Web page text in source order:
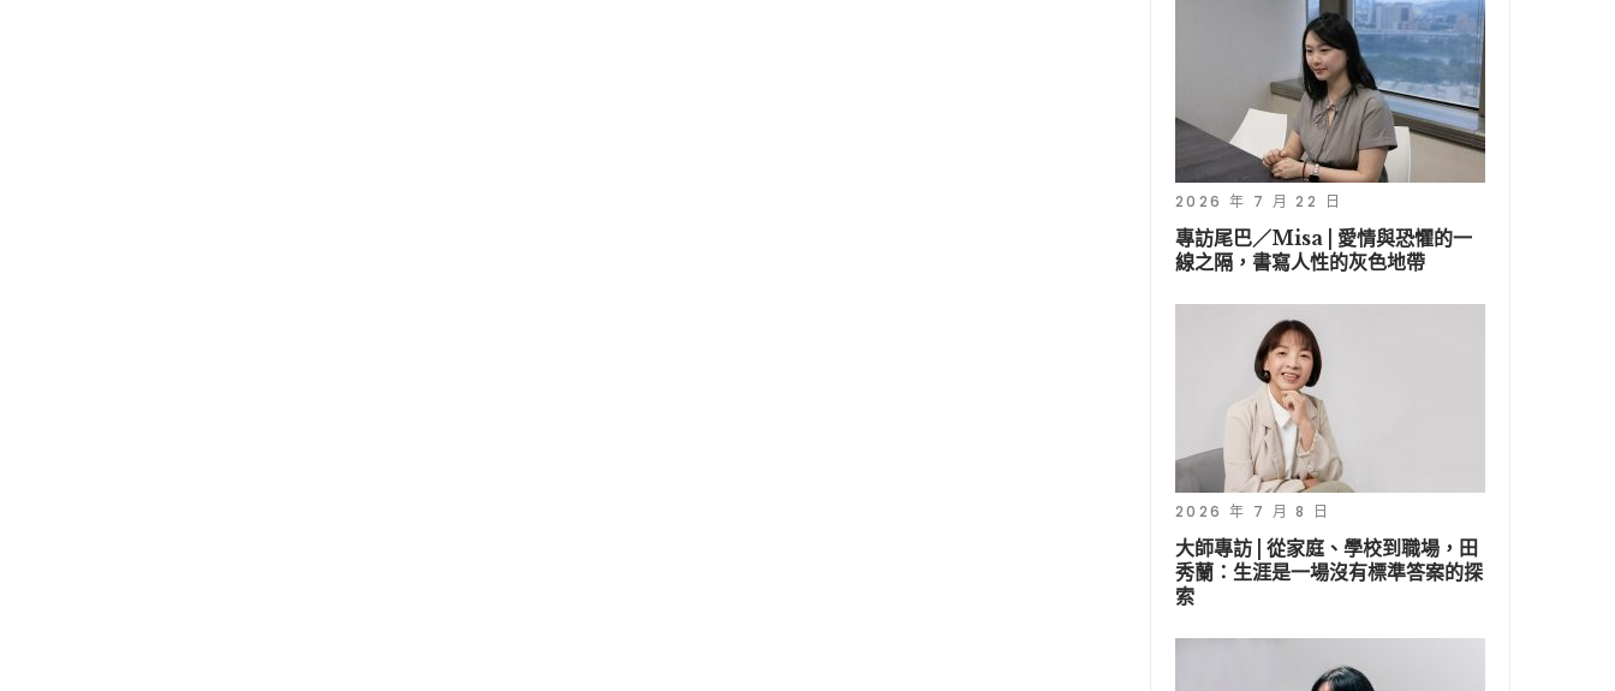
2026 年 7 月 22 日
專訪尾巴／Misa | 愛情與恐懼的一
線之隔，書寫人性的灰色地帶
2026 年 7 月 8 日
大師專訪 | 從家庭、學校到職場，田
秀蘭：生涯是一場沒有標準答案的探
索